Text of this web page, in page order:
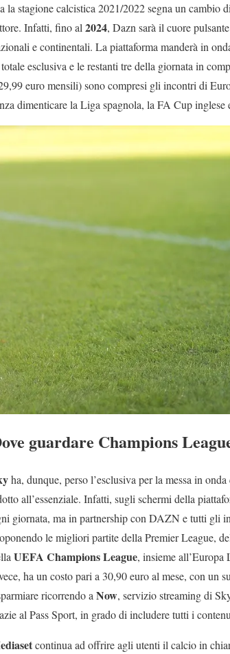
la stagione calcistica 2021/2022 segna un cambio
Infatti, fino al2024, Dazn sarà il cuore
e continentali. La piattaforma manderà in
esclusiva e le restanti tre della giornata in
euro mensili) sono compresi gli incontri di
dimenticare la Liga spagnola, la FA Cup inglese
guardare Champions
ha, dunque, perso l’esclusiva per la messa in
all’essenziale. Infatti, sugli schermi della
giornata, ma in partnership con DAZN e tutti gli
le migliori partite della Premier League,
UEFA Champions League, insieme all’Europa
ha un costo pari a 30,90 euro al mese, con un
ricorrendo aNow, servizio streaming di
al Pass Sport, in grado di includere tutti i
continua ad offrire agli utenti il calcio in